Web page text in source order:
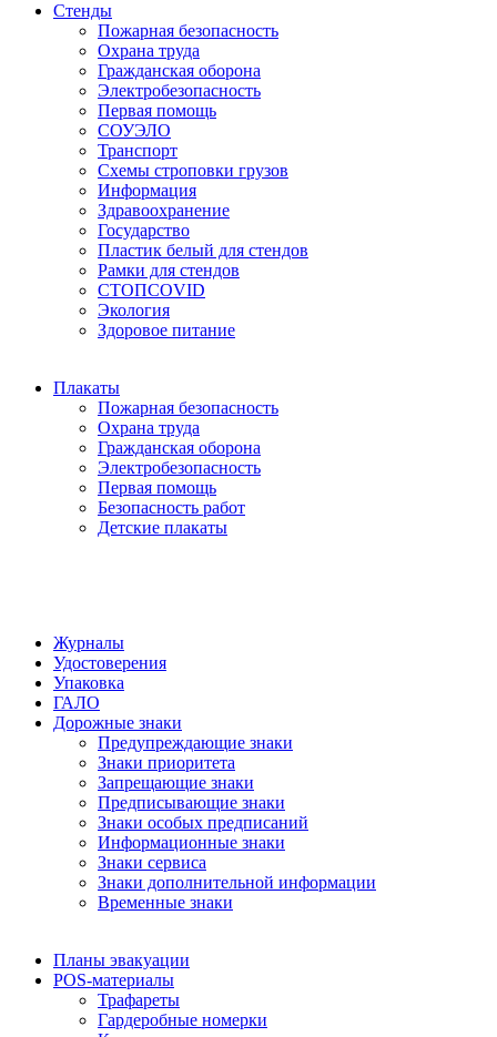
Стенды
Пожарная безопасность
Охрана труда
Гражданская оборона
Электробезопасность
Первая помощь
СОУЭЛО
Транспорт
Схемы строповки грузов
Информация
Здравоохранение
Государство
Пластик белый для стендов
Рамки для стендов
СТОПCOVID
Экология
Здоровое питание
Плакаты
Пожарная безопасность
Охрана труда
Гражданская оборона
Электробезопасность
Первая помощь
Безопасность работ
Детские плакаты
Журналы
Удостоверения
Упаковка
ГАЛО
Дорожные знаки
Предупреждающие знаки
Знаки приоритета
Запрещающие знаки
Предписывающие знаки
Знаки особых предписаний
Информационные знаки
Знаки сервиса
Знаки дополнительной информации
Временные знаки
Планы эвакуации
POS-материалы
Трафареты
Гардеробные номерки